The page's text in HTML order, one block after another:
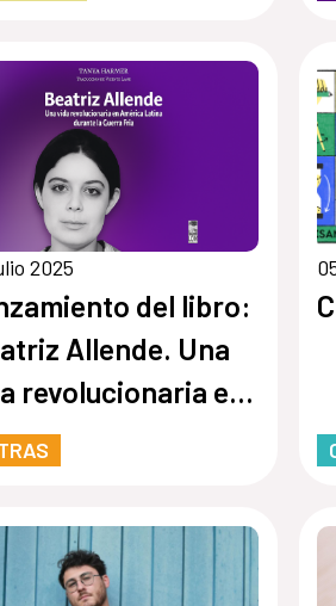
2025
del libro:
Allende. Una
revolucionaria en
Latina
la Guerra Fría'